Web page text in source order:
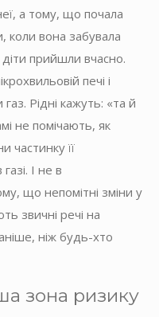
а тому, що почала
коли вона забувала
прийшли вчасно.
печі і
Рідні кажуть: «та й
не помічають, як
частинку її
І не в
що непомітні зміни у
звичні речі на
ніж будь-хто
зона ризику